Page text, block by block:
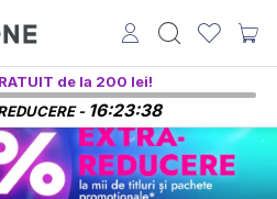
de la 200 lei!
- 16:23:37